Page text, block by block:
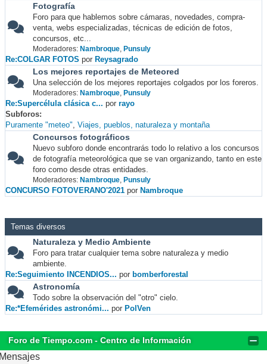
Fotografía
Foro para que hablemos sobre cámaras, novedades, compra-
venta, webs especializadas, técnicas de edición de fotos,
concursos, etc...
Moderadores: Nambroque, Punsuly
Re:COLGAR FOTOS por Reysagrado
Los mejores reportajes de Meteored
Una selección de los mejores reportajes colgados por los foreros.
Moderadores: Nambroque, Punsuly
Re:Supercélula clásica c... por rayo
Subforos
Puramente "meteo" Viajes, pueblos, naturaleza y montaña
Concursos fotográficos
Nuevo subforo donde encontrarás todo lo relativo a los concursos
de fotografía meteorológica que se van organizando, tanto en este
foro como desde otras entidades.
Moderadores: Nambroque, Punsuly
CONCURSO FOTOVERANO'2021 por Nambroque
Temas diversos
Naturaleza y Medio Ambiente
Foro para tratar cualquier tema sobre naturaleza y medio
ambiente.
Re:Seguimiento INCENDIOS... por bomberforestal
Astronomía
Todo sobre la observación del "otro" cielo.
Re:*Efemérides astronómi... por PolVen
Foro de Tiempo.com - Centro de Información